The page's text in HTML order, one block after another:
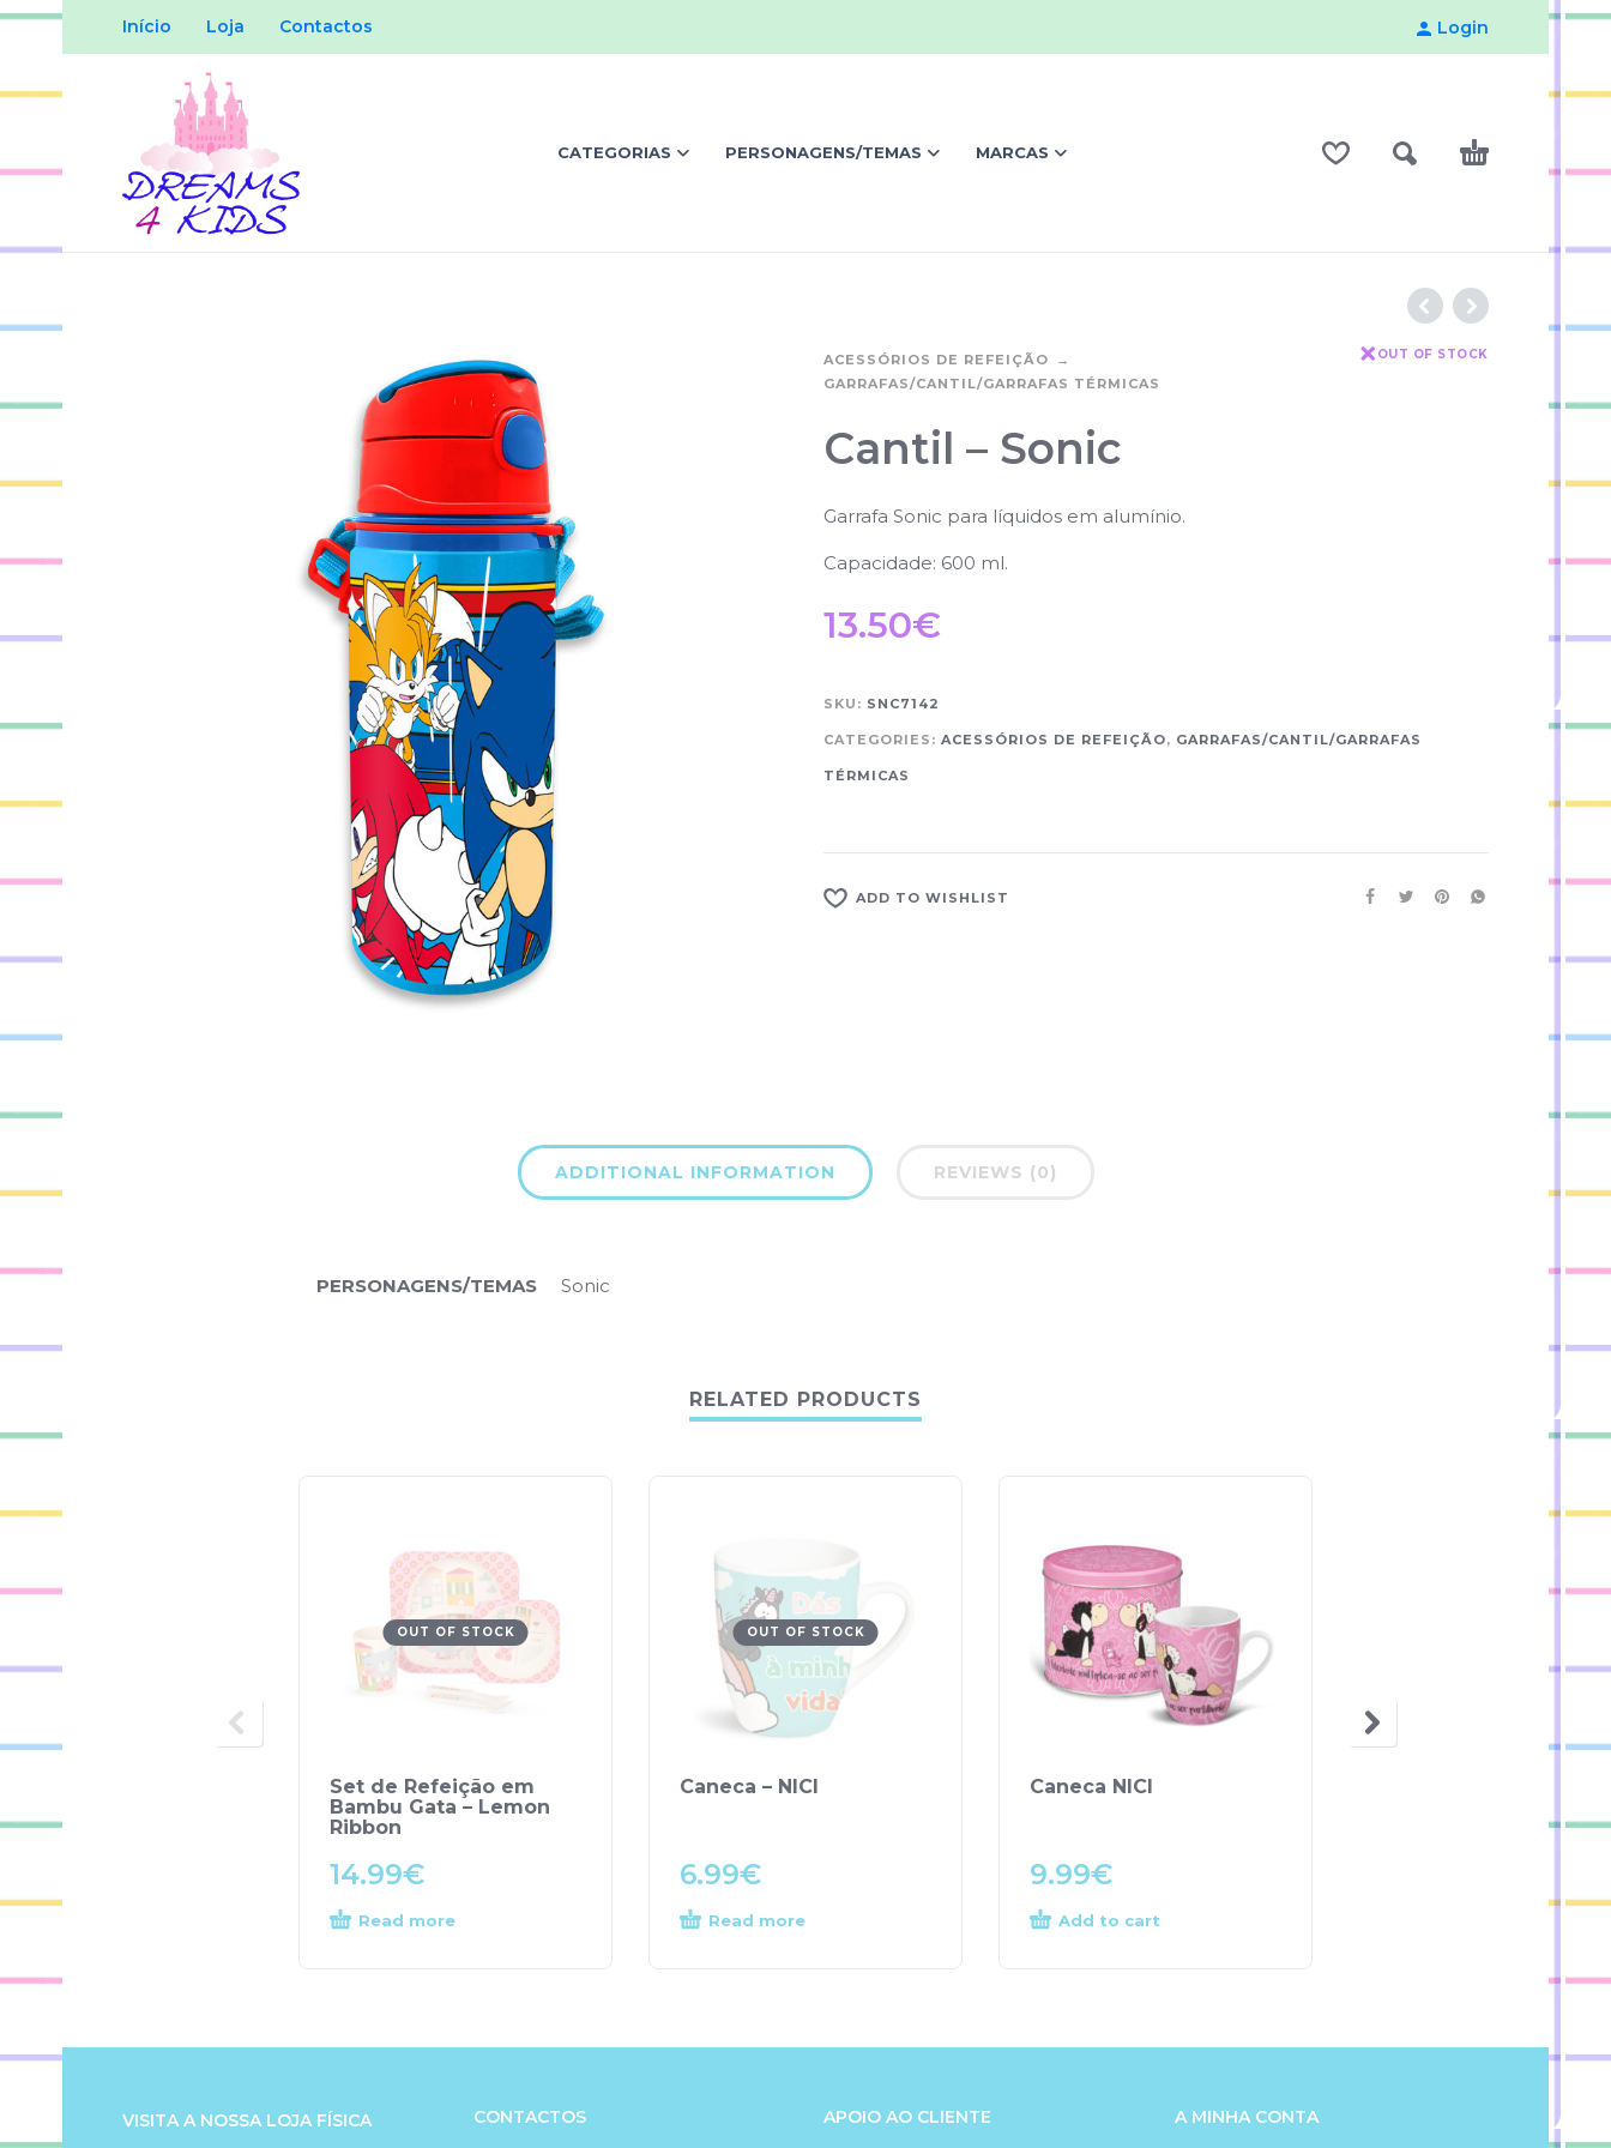
Início Loja Contactos Login
CATEGORIAS PERSONAGENS/TEMAS MARCAS
ACESSÓRIOS DE REFEIÇÃO
GARRAFAS/CANTIL/GARRAFAS TÉRMICAS
OUT OF STOCK
Cantil – Sonic
Garrafa Sonic para líquidos em alumínio.
Capacidade: 600 ml.
13.50€
SKU: SNC7142
CATEGORIES: ACESSÓRIOS DE REFEIÇÃO, GARRAFAS/CANTIL/GARRAFAS
TÉRMICAS
ADD TO WISHLIST
ADDITIONAL INFORMATION REVIEWS (0)
PERSONAGENS/TEMAS Sonic
RELATED PRODUCTS
OUT OF STOCK
Set de Refeição em
Bambu Gata – Lemon
Ribbon
14.99€
Read more
OUT OF STOCK
Caneca – NICI
6.99€
Read more
Caneca NICI
9.99€
Add to cart
VISITA A NOSSA LOJA FÍSICA
CONTACTOS APOIO AO CLIENTE A MINHA CONTA